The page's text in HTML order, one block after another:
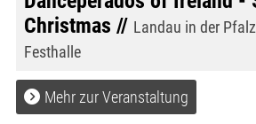
Christmas // Landau in der
Festhalle
Mehr zur Veranstaltung